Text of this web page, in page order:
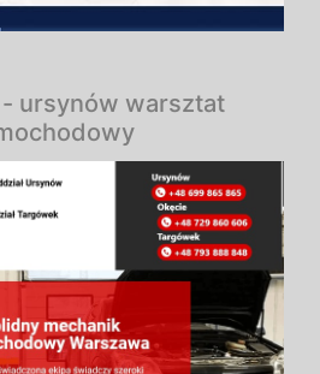
ursynów warsztat